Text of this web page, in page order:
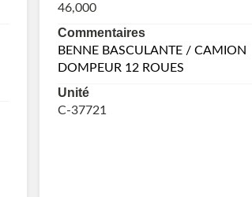
46,000
Commentaires
BENNE BASCULANTE / CAMION
DOMPEUR 12 ROUES
Unité
C-37721